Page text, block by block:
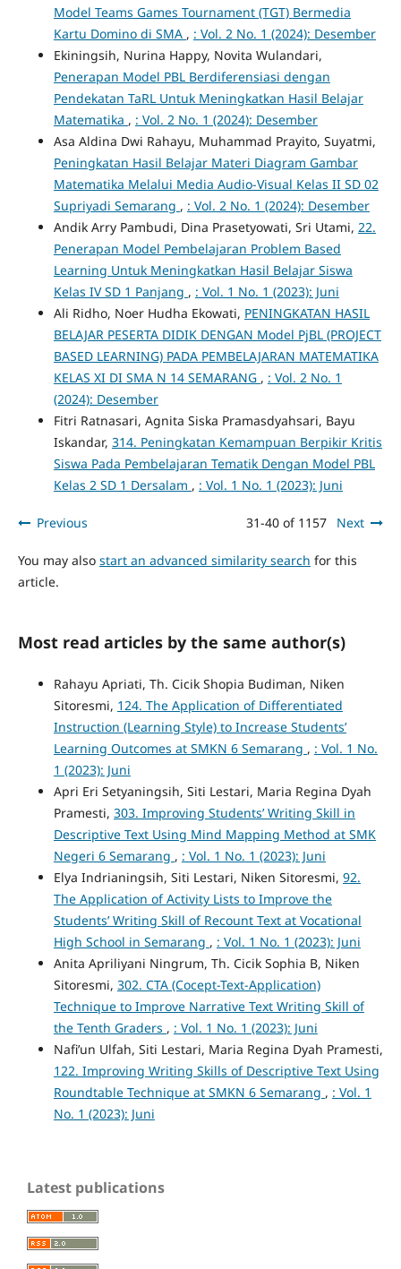
Model Teams Games Tournament (TGT) Bermedia
Kartu Domino di SMA , : Vol. 2 No. 1 (2024): Desember
Ekiningsih, Nurina Happy, Novita Wulandari,
Penerapan Model PBL Berdiferensiasi dengan
Pendekatan TaRL Untuk Meningkatkan Hasil Belajar
Matematika , : Vol. 2 No. 1 (2024): Desember
Asa Aldina Dwi Rahayu, Muhammad Prayito, Suyatmi,
Peningkatan Hasil Belajar Materi Diagram Gambar
Matematika Melalui Media Audio-Visual Kelas II SD 02
Supriyadi Semarang , : Vol. 2 No. 1 (2024): Desember
Andik Arry Pambudi, Dina Prasetyowati, Sri Utami, 22.
Penerapan Model Pembelajaran Problem Based
Learning Untuk Meningkatkan Hasil Belajar Siswa
Kelas IV SD 1 Panjang , : Vol. 1 No. 1 (2023): Juni
Ali Ridho, Noer Hudha Ekowati, PENINGKATAN HASIL
BELAJAR PESERTA DIDIK DENGAN Model PjBL (PROJECT
BASED LEARNING) PADA PEMBELAJARAN MATEMATIKA
KELAS XI DI SMA N 14 SEMARANG , : Vol. 2 No. 1
(2024): Desember
Fitri Ratnasari, Agnita Siska Pramasdyahsari, Bayu
Iskandar, 314. Peningkatan Kemampuan Berpikir Kritis
Siswa Pada Pembelajaran Tematik Dengan Model PBL
Kelas 2 SD 1 Dersalam , : Vol. 1 No. 1 (2023): Juni
Previous 31-40 of 1157 Next
You may also start an advanced similarity search for this
article.
Most read articles by the same author(s)
Rahayu Apriati, Th. Cicik Shopia Budiman, Niken
Sitoresmi, 124. The Application of Differentiated
Instruction (Learning Style) to Increase Students’
Learning Outcomes at SMKN 6 Semarang , : Vol. 1 No.
1 (2023): Juni
Apri Eri Setyaningsih, Siti Lestari, Maria Regina Dyah
Pramesti, 303. Improving Students’ Writing Skill in
Descriptive Text Using Mind Mapping Method at SMK
Negeri 6 Semarang , : Vol. 1 No. 1 (2023): Juni
Elya Indrianingsih, Siti Lestari, Niken Sitoresmi, 92.
The Application of Activity Lists to Improve the
Students’ Writing Skill of Recount Text at Vocational
High School in Semarang , : Vol. 1 No. 1 (2023): Juni
Anita Apriliyani Ningrum, Th. Cicik Sophia B, Niken
Sitoresmi, 302. CTA (Cocept-Text-Application)
Technique to Improve Narrative Text Writing Skill of
the Tenth Graders , : Vol. 1 No. 1 (2023): Juni
Nafi’un Ulfah, Siti Lestari, Maria Regina Dyah Pramesti,
122. Improving Writing Skills of Descriptive Text Using
Roundtable Technique at SMKN 6 Semarang , : Vol. 1
No. 1 (2023): Juni
Latest publications